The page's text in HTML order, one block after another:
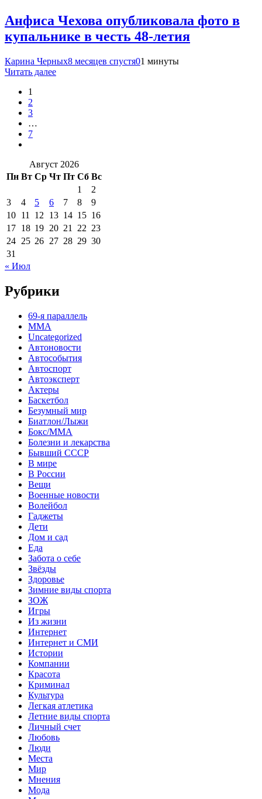
Анфиса Чехова опубликовала фото в
купальнике в честь 48-летия
Карина Черных8 месяцев спустя01 минуты
Читать далее
1
2
3
…
7
Август 2026
Пн Вт Ср Чт Пт Сб Вс
1
2
3
4 5 6 7 8
9
10 11 12 13 14 15 16
17 18 19 20 21 22 23
24 25 26 27 28 29 30
31
« Июл
Рубрики
69-я параллель
MMA
Uncategorized
Автоновости
Автособытия
Автоспорт
Автоэксперт
Актеры
Баскетбол
Безумный мир
Биатлон/Лыжи
Бокс/MMA
Болезни и лекарства
Бывший СССР
В мире
В России
Вещи
Военные новости
Волейбол
Гаджеты
Дети
Дом и сад
Еда
Забота о себе
Звёзды
Здоровье
Зимние виды спорта
ЗОЖ
Игры
Из жизни
Интернет
Интернет и СМИ
Истории
Компании
Красота
Криминал
Культура
Легкая атлетика
Летние виды спорта
Личный счет
Любовь
Люди
Места
Мир
Мнения
Мода